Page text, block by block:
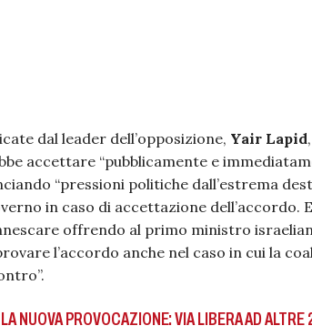
dal leader dell’opposizione, Yair Lapid
accettare “pubblicamente e
“pressioni politiche dall’estrema
in caso di accettazione dell’accordo.
offrendo al primo ministro
l’accordo anche nel caso in cui la
NUOVA PROVOCAZIONE: VIA LIBERA AD ALTRE